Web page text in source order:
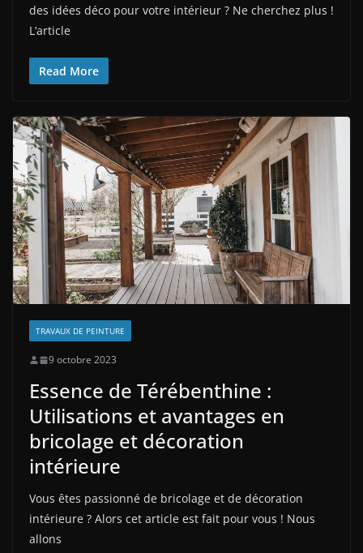
des idées déco pour votre intérieur ? Ne cherchez plus !
L’article
Read More
TRAVAUX DE PEINTURE
9 octobre 2023
Essence de Térébenthine :
Utilisations et avantages en
bricolage et décoration
intérieure
Vous êtes passionné de bricolage et de décoration
intérieure ? Alors cet article est fait pour vous ! Nous
allons